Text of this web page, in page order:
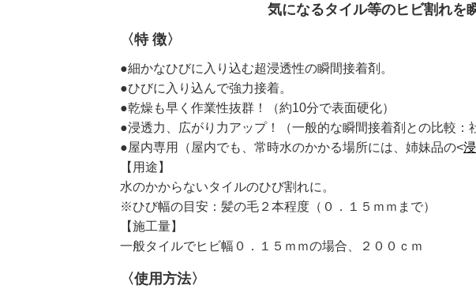
気になるタイル等のヒビ割れを
〈特 徴〉
●細かなひびに入り込む超浸透性の瞬間接着剤。
●ひびに入り込んで強力接着。
●乾燥も早く作業性抜群！（約10分で表面硬化）
●浸透力、広がり力アップ！（一般的な瞬間接着剤との比較：
●屋内専用（屋内でも、常時水のかかる場所には、姉妹品の<
【用途】
水のかからないタイルのひび割れに。
※ひび幅の目安：髪の毛２本程度（０．１５ｍｍまで）
【施工量】
一般タイルでヒビ幅０．１５ｍｍの場合、２００ｃｍ
〈使用方法〉